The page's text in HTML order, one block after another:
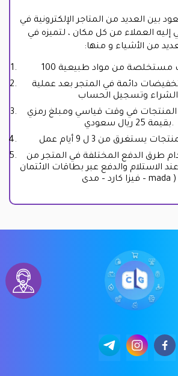
بين العديد من المتاجر الإلكترونية في
إليه العملاء من كل مكان ، لتميزه في
من الأشياء و منها:
دائمة في المتجر بعد عملية
في وقت قياسي ومبلغ رمزي
بقيمة 25 ريال سعودي.
طرق الدفع المختلفة في المتجر من
الاستلام والدفع عبر بطاقات الائتمان ( أبل باي
– فيزا كارد – مدى mada )